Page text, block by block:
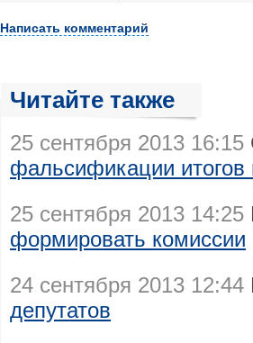
Написать комментарий
Читайте также
25 сентября 2013 16:15
фальсификации итогов
25 сентября 2013 14:25
формировать комиссии
24 сентября 2013 12:44
депутатов